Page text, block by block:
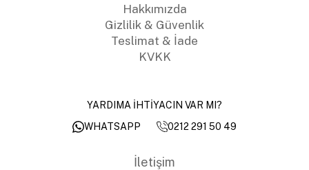
Hakkımızda
Gizlilik & Güvenlik
Teslimat & İade
KVKK
YARDIMA İHTİYACIN VAR MI?
WHATSAPP
0212 291 50 49
İletişim